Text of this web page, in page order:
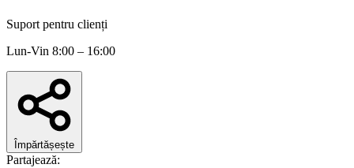
Suport pentru clienți
Lun-Vin 8:00 – 16:00
Împărtășește
Partajează: